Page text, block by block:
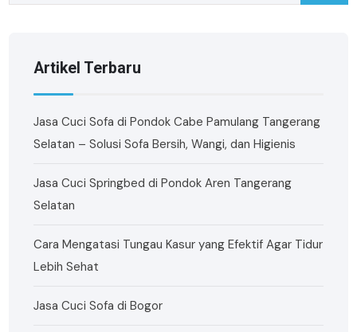
Artikel Terbaru
Jasa Cuci Sofa di Pondok Cabe Pamulang Tangerang
Selatan – Solusi Sofa Bersih, Wangi, dan Higienis
Jasa Cuci Springbed di Pondok Aren Tangerang
Selatan
Cara Mengatasi Tungau Kasur yang Efektif Agar Tidur
Lebih Sehat
Jasa Cuci Sofa di Bogor